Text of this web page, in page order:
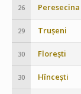
26 Peresecina
29 Trușeni
30 Florești
30 Hîncești